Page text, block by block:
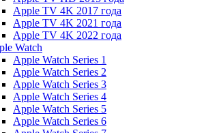
Apple TV 4K 2017 года
Apple TV 4K 2021 года
Apple TV 4K 2022 года
Watch
Apple Watch Series 1
Apple Watch Series 2
Apple Watch Series 3
Apple Watch Series 4
Apple Watch Series 5
Apple Watch Series 6